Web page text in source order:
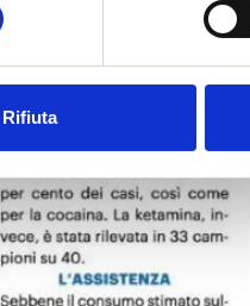
Rifiuta